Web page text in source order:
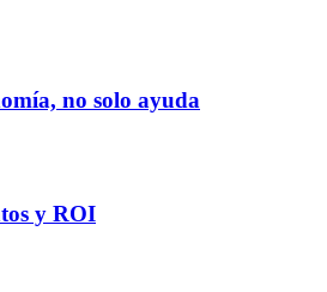
no solo ayuda
y ROI